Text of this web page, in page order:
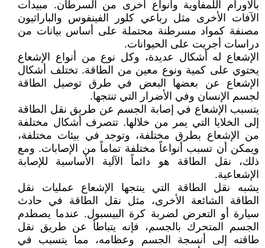
بالأورام اللمفاوية وأنواع أخرى من السرطان. مبيدات
الآفات الأخرى مثل رباعي كلور الفينفوس والباراثيون
مصنفة كمواد مسرطنة محتملة على أساس بيانات من
دراسات أجريت على الحيوانات.
الإشعاع له أشكال عديدة، وكل نوع من أنواع الإشعاع
يحتوي على كمية ونوع معين من الطاقة. تختلف أشكال
الإشعاع عن بعضها البعض في طرق توصيل الطاقة
لجسم الإنسان وفي الأضرار التي تنتجها.
يتسبب الإشعاع في إصابة الجسم عن طريق نقل الطاقة
إلى الخلايا التي يمر من خلالها. تتصرف أشكال مختلفة
من الإشعاع بطرق مختلفة، وتوجد في بيئات مختلفة،
ويمكن أن تسبب أنواعاً مختلفة تماماً من الإصابات. ومع
ذلك، نقل الطاقة هو دائماً الآلية الأساسية للإصابة
الإشعاعية.
يشبه نقل الطاقة التي ينتجها الإشعاع عمليات نقل
الطاقة الشائعة الأخرى، مثل نقل الطاقة في حادث
سيارة أو التعرض لضربة كرة البيسبول. عندما يصطدم
الجسم المتحرك بالجسم، فإنه يتباطأ عن طريق نقل
طاقته إلى أنسجة الجسم وعظامه، مما يتسبب في